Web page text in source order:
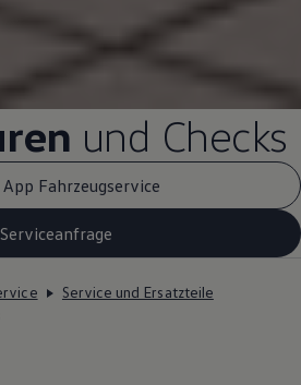
und Checks
Fahrzeugservice
Serviceanfrage
Service und Ersatzteile